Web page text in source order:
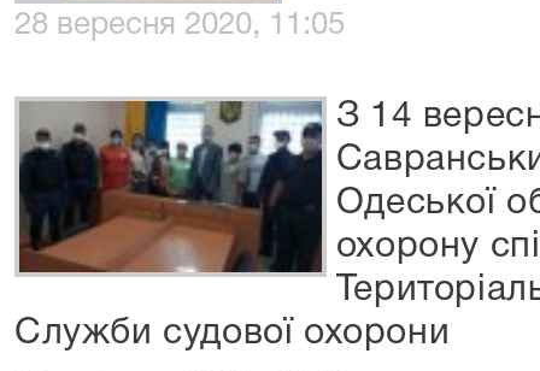
28 вересня 2020, 11:05
З 14
Одеської
охорону
Служби судової охорони